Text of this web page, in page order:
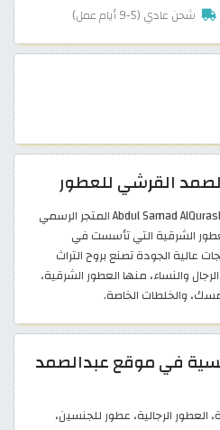
شحن عادي (5-9 أيام عمل)
القرشي للعطور
يعد موقع عبدالصمد القرشي Abdul Samad AlQurashi المتجر الرسمي
الشرقية التي تأسست في
تقدم منتجات عالية الجودة تصنع بروح التراث
والنساء، منها العطور الشرقية،
والخلطات الخاصة.
في موقع عبدالصمد
العطور الرجالية، عطور للجنسين،